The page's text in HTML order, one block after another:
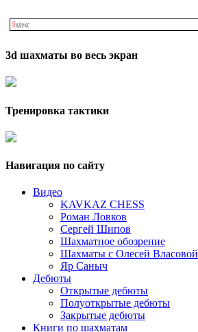
3d шахматы во весь экран
Тренировка тактики
Навигация по сайту
Видео
KAVKAZ CHESS
Роман Ловков
Сергей Шипов
Шахматное обозрение
Шахматы с Олесей Власовой
Яр Саныч
Дебюты
Открытые дебюты
Полуоткрытые дебюты
Закрытые дебюты
Книги по шахматам